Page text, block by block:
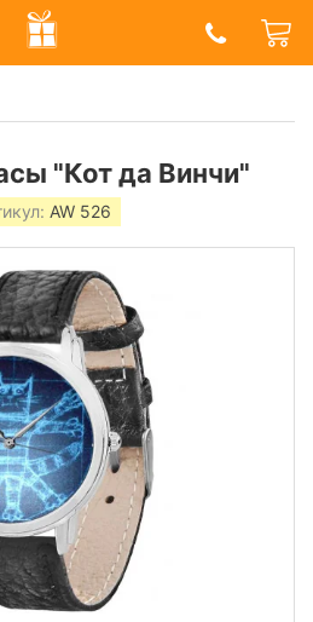
Prazdnik
Shop
"Кот да Винчи"
AW 526